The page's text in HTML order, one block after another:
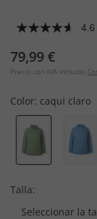
4.6
79,99 €
Precio con IVA incluido
Color: caqui claro
Talla:
Seleccionar la